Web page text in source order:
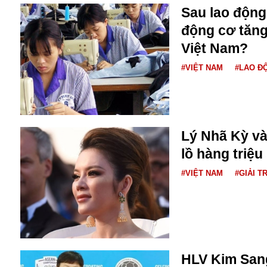
Diego Maradona
Di cư
Dòng chảy phương Bắc 1
Dải Gaza
Facebook
FED
Fansipan
F0
FLC
F-16
Gương sáng
Golf
GDP
Sau lao
động cơ
Việt Nam?
#VIỆT NAM #LAO
Lý Nhã Kỳ
lồ hàng triệu
#VIỆT NAM #GIẢI TRÍ
HLV Kim